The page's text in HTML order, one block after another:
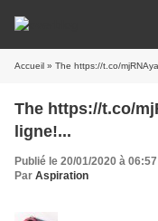
Accueil » The https://t.co/
The https://t.co/
ligne!...
Publié le 20/01/2020 à 06:57
Par Aspiration